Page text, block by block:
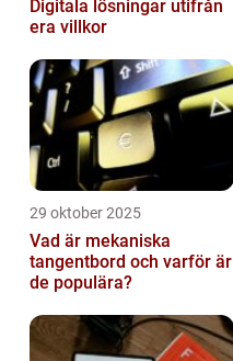
Digitala lösningar utifrån
era villkor
29 oktober 2025
Vad är mekaniska
tangentbord och varför är
de populära?